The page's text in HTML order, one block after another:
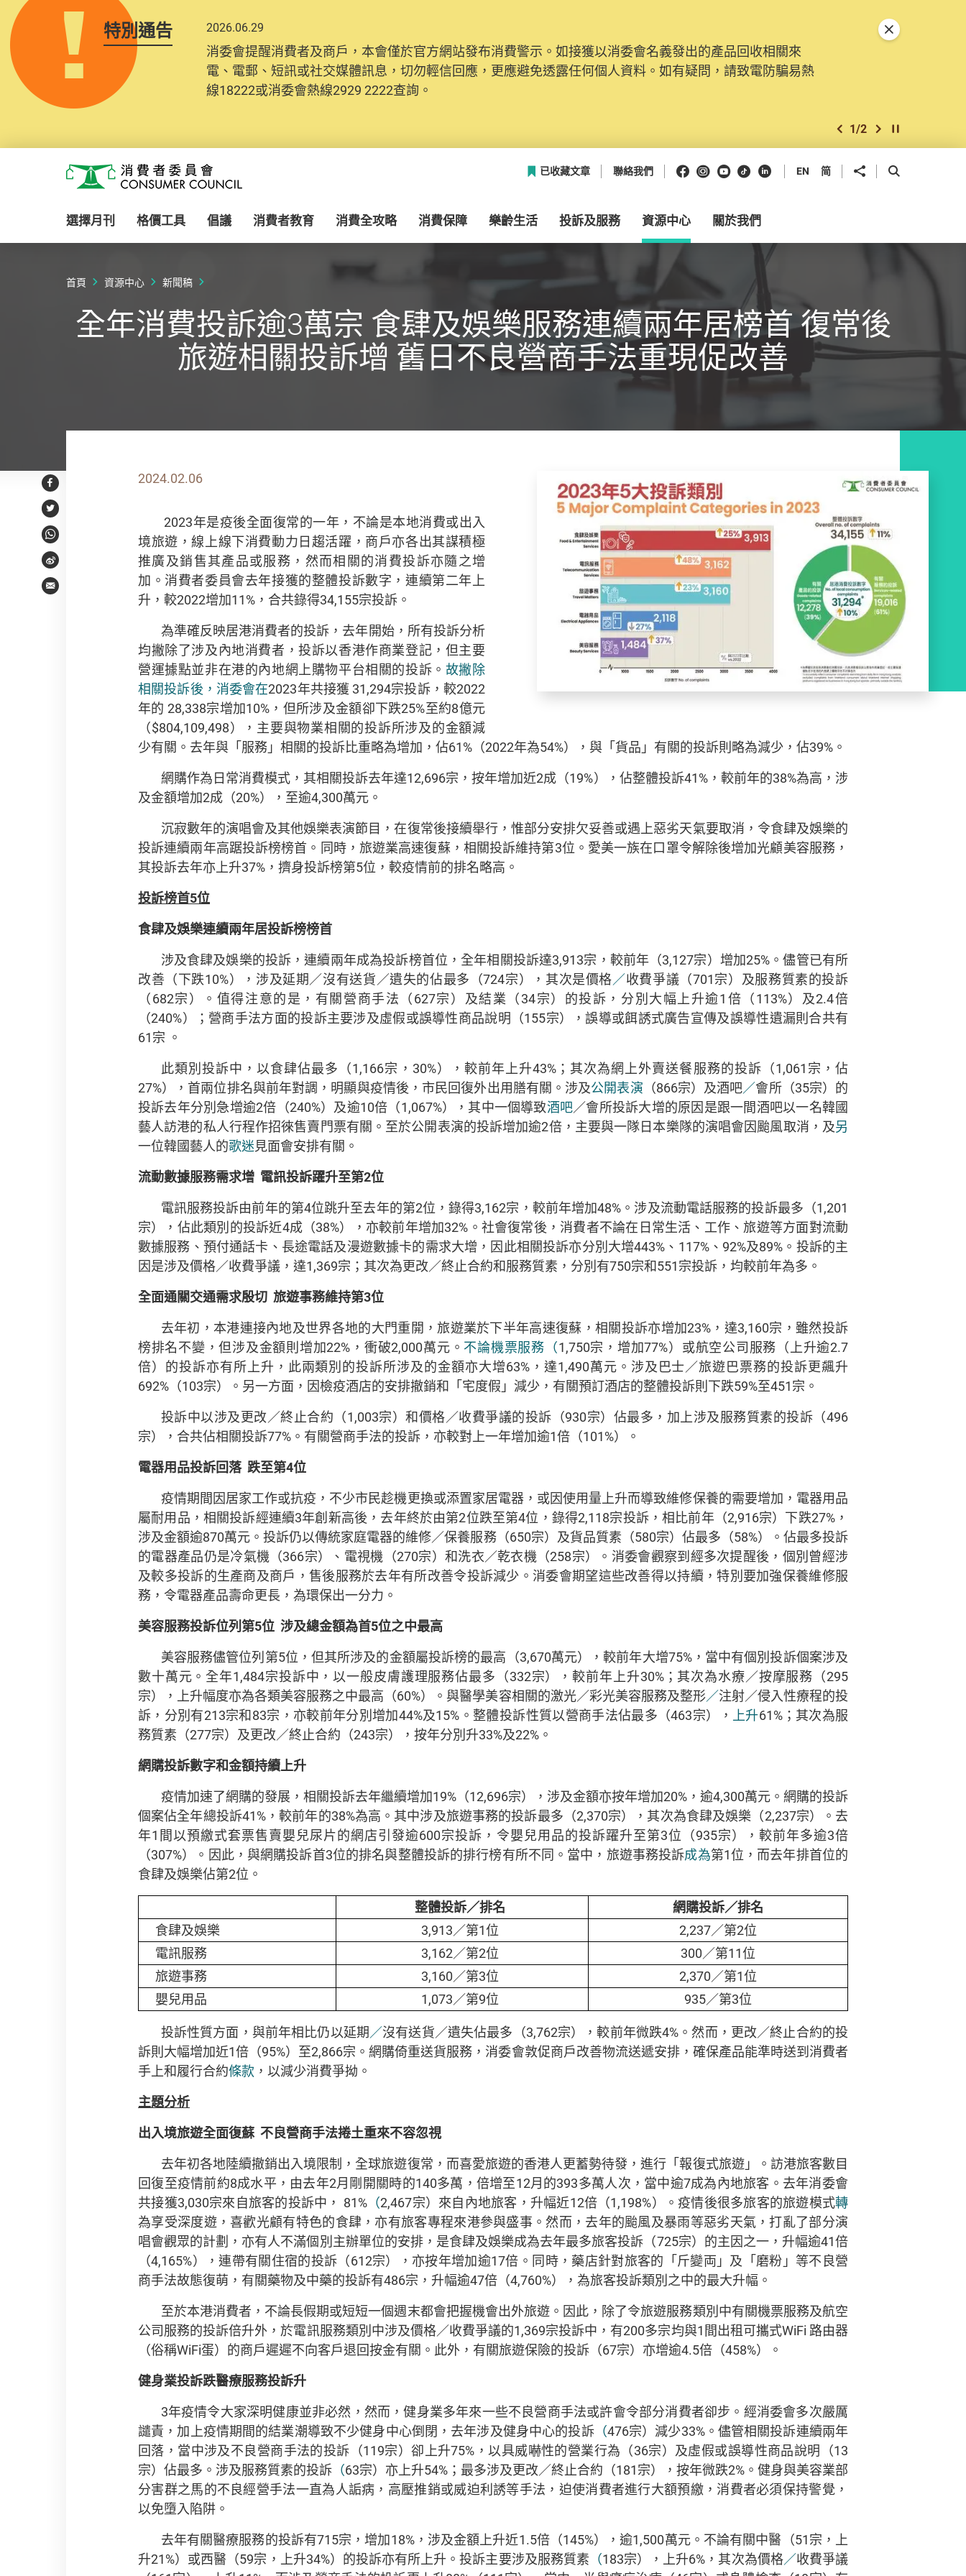
特別通告 2026.06.29
消委會提醒消費者及商戶，本會僅於官方網站發布消費警示。如接獲以消委會名義發出的產品回收相關來
電、電郵、短訊或社交媒體訊息，切勿輕信回應，更應避免透露任何個人資料。如有疑問，請致電防騙易熱
線18222或消委會熱線2929 2222查詢。
上一個
1/2 下一個開始/暫停幻燈
關閉特別通告
消費者委員會
已收藏文章 聯絡我們 Facebook
Instagram
Youtube
抖音領英 EN 简 分享到 開啟搜尋框
選擇月刊 格價工具 倡議 消費者教育 消費全攻略 消費保障 樂齡生活 投訴及服務 資源中心 關於我們
首頁 資源中心 新聞稿
全年消費投訴逾3萬宗 食肆及娛樂服務連續兩年居榜首 復常後
旅遊相關投訴增 舊日不良營商手法重現促改善
Facebook
Twitter
WhatsApp
Weibo
Email
2024.02.06
2023年是疫後全面復常的一年，不論是本地消費或出入
境旅遊，線上線下消費動力日趨活躍，商戶亦各出其謀積極
推廣及銷售其產品或服務，然而相關的消費投訴亦隨之增
加。消費者委員會去年接獲的整體投訴數字，連續第二年上
升，較2022增加11%，合共錄得34,155宗投訴。
為準確反映居港消費者的投訴，去年開始，所有投訴分析
均撇除了涉及內地消費者，投訴以香港作商業登記，但主要
營運據點並非在港的內地網上購物平台相關的投訴。 故撇除
相關投訴後，消委會在2023年共接獲 31,294宗投訴，較2022
年的 28,338宗增加10%，但所涉及金額卻下跌25%至約8億元
（$804,109,498），主要與物業相關的投訴所涉及的金額減
少有關。去年與「服務」相關的投訴比重略為增加，佔61%（2022年為54%），與「貨品」有關的投訴則略為減少，佔39%。
網購作為日常消費模式，其相關投訴去年達12,696宗，按年增加近2成（19%），佔整體投訴41%，較前年的38%為高，涉
及金額增加2成（20%），至逾4,300萬元。
沉寂數年的演唱會及其他娛樂表演節目，在復常後接續舉行，惟部分安排欠妥善或遇上惡劣天氣要取消，令食肆及娛樂的
投訴連續兩年高踞投訴榜榜首。同時，旅遊業高速復蘇，相關投訴維持第3位。愛美一族在口罩令解除後增加光顧美容服務，
其投訴去年亦上升37%，擠身投訴榜第5位，較疫情前的排名略高。
投訴榜首5位
食肆及娛樂連續兩年居投訴榜榜首
涉及食肆及娛樂的投訴，連續兩年成為投訴榜首位，全年相關投訴達3,913宗，較前年（3,127宗）增加25%。儘管已有所
改善（下跌10%），涉及延期／沒有送貨／遺失的佔最多（724宗），其次是價格／收費爭議（701宗）及服務質素的投訴
（682宗）。值得注意的是，有關營商手法（627宗）及結業（34宗）的投訴，分別大幅上升逾1倍（113%）及2.4倍
（240%）；營商手法方面的投訴主要涉及虛假或誤導性商品說明（155宗），誤導或餌誘式廣告宣傳及誤導性遺漏則合共有
61宗 。
此類別投訴中，以食肆佔最多（1,166宗，30%），較前年上升43%；其次為網上外賣送餐服務的投訴（1,061宗，佔
27%），首兩位排名與前年對調，明顯與疫情後，市民回復外出用膳有關。涉及公開表演 （866宗）及酒吧／會所（35宗）的
投訴去年分別急增逾2倍（240%）及逾10倍（1,067%），其中一個導致酒吧／會所投訴大增的原因是跟一間酒吧以一名韓國
藝人訪港的私人行程作招徠售賣門票有關。至於公開表演的投訴增加逾2倍，主要與一隊日本樂隊的演唱會因颱風取消，及另
一位韓國藝人的歌迷見面會安排有關。
流動數據服務需求增 電訊投訴躍升至第2位
電訊服務投訴由前年的第4位跳升至去年的第2位，錄得3,162宗，較前年增加48%。涉及流動電話服務的投訴最多（1,201
宗），佔此類別的投訴近4成（38%），亦較前年增加32%。社會復常後，消費者不論在日常生活、工作、旅遊等方面對流動
數據服務、預付通話卡、長途電話及漫遊數據卡的需求大增，因此相關投訴亦分別大增443%、117%、92%及89%。投訴的主
因是涉及價格／收費爭議，達1,369宗；其次為更改／終止合約和服務質素，分別有750宗和551宗投訴，均較前年為多。
全面通關交通需求殷切 旅遊事務維持第3位
去年初，本港連接內地及世界各地的大門重開，旅遊業於下半年高速復蘇，相關投訴亦增加23%，達3,160宗，雖然投訴
榜排名不變，但涉及金額則增加22%，衝破2,000萬元。 不論機票服務（1,750宗，增加77%）或航空公司服務（上升逾2.7
倍）的投訴亦有所上升，此兩類別的投訴所涉及的金額亦大增63%，達1,490萬元。涉及巴士／旅遊巴票務的投訴更飆升
692%（103宗）。另一方面，因檢疫酒店的安排撤銷和「宅度假」減少，有關預訂酒店的整體投訴則下跌59%至451宗。
投訴中以涉及更改／終止合約（1,003宗）和價格／收費爭議的投訴（930宗）佔最多，加上涉及服務質素的投訴（496
宗），合共佔相關投訴77%。有關營商手法的投訴，亦較對上一年增加逾1倍（101%）。
電器用品投訴回落 跌至第4位
疫情期間因居家工作或抗疫，不少市民趁機更換或添置家居電器，或因使用量上升而導致維修保養的需要增加，電器用品
屬耐用品，相關投訴經連續3年創新高後，去年終於由第2位跌至第4位，錄得2,118宗投訴，相比前年（2,916宗）下跌27%，
涉及金額逾870萬元。投訴仍以傳統家庭電器的維修／保養服務（650宗）及貨品質素（580宗）佔最多（58%）。佔最多投訴
的電器產品仍是冷氣機（366宗）、電視機（270宗）和洗衣／乾衣機（258宗）。消委會觀察到經多次提醒後，個別曾經涉
及較多投訴的生產商及商戶，售後服務於去年有所改善令投訴減少。消委會期望這些改善得以持續，特別要加強保養維修服
務，令電器產品壽命更長，為環保出一分力。
美容服務投訴位列第5位 涉及總金額為首5位之中最高
美容服務儘管位列第5位，但其所涉及的金額屬投訴榜的最高（3,670萬元），較前年大增75%，當中有個別投訴個案涉及
數十萬元。全年1,484宗投訴中，以一般皮膚護理服務佔最多（332宗），較前年上升30%；其次為水療／按摩服務（295
宗），上升幅度亦為各類美容服務之中最高（60%）。與醫學美容相關的激光／彩光美容服務及整形／注射／侵入性療程的投
訴，分別有213宗和83宗，亦較前年分別增加44%及15%。整體投訴性質以營商手法佔最多（463宗）， 上升61%；其次為服
務質素（277宗）及更改／終止合約（243宗），按年分別升33%及22%。
網購投訴數字和金額持續上升
疫情加速了網購的發展，相關投訴去年繼續增加19%（12,696宗），涉及金額亦按年增加20%，逾4,300萬元。網購的投訴
個案佔全年總投訴41%，較前年的38%為高。其中涉及旅遊事務的投訴最多（2,370宗），其次為食肆及娛樂（2,237宗）。去
年1間以預繳式套票售賣嬰兒尿片的網店引發逾600宗投訴，令嬰兒用品的投訴躍升至第3位（935宗），較前年多逾3倍
（307%）。因此，與網購投訴首3位的排名與整體投訴的排行榜有所不同。當中，旅遊事務投訴成為第1位，而去年排首位的
食肆及娛樂佔第2位。
整體投訴／排名
網購投訴／排名
食肆及娛樂
3,913／第1位
2,237／第2位
電訊服務
3,162／第2位
300／第11位
旅遊事務
3,160／第3位
2,370／第1位
嬰兒用品
1,073／第9位
935／第3位
投訴性質方面，與前年相比仍以延期／沒有送貨／遺失佔最多（3,762宗），較前年微跌4%。然而，更改／終止合約的投
訴則大幅增加近1倍（95%）至2,866宗。網購倚重送貨服務，消委會敦促商戶改善物流送遞安排，確保產品能準時送到消費者
手上和履行合約條款 ，以減少消費爭拗。
主題分析
出入境旅遊全面復蘇 不良營商手法捲土重來不容忽視
去年初各地陸續撤銷出入境限制，全球旅遊復常，而喜愛旅遊的香港人更蓄勢待發，進行「報復式旅遊」。訪港旅客數目
回復至疫情前約8成水平，由去年2月剛開關時的140多萬，倍增至12月的393多萬人次，當中逾7成為內地旅客。去年消委會
共接獲3,030宗來自旅客的投訴中， 81%（2,467宗）來自內地旅客，升幅近12倍（1,198%）。疫情後很多旅客的旅遊模式轉
為享受深度遊，喜歡光顧有特色的食肆，亦有旅客專程來港參與盛事。然而，去年的颱風及暴雨等惡劣天氣，打亂了部分演
唱會觀眾的計劃，亦有人不滿個別主辦單位的安排，是食肆及娛樂成為去年最多旅客投訴（725宗）的主因之一，升幅逾41倍
（4,165%），連帶有關住宿的投訴（612宗），亦按年增加逾17倍。同時，藥店針對旅客的「斤變両」及「磨粉」等不良營
商手法故態復萌，有關藥物及中藥的投訴有486宗，升幅逾47倍（4,760%），為旅客投訴類別之中的最大升幅。
至於本港消費者，不論長假期或短短一個週末都會把握機會出外旅遊。因此，除了令旅遊服務類別中有關機票服務及航空
公司服務的投訴倍升外，於電訊服務類別中涉及價格／收費爭議的1,369宗投訴中，有200多宗均與1間出租可攜式WiFi 路由器
（俗稱WiFi蛋）的商戶遲遲不向客戶退回按金有關。此外，有關旅遊保險的投訴（67宗）亦增逾4.5倍（458%）。
健身業投訴跌醫療服務投訴升
3年疫情令大家深明健康並非必然，然而，健身業多年來一些不良營商手法或許會令部分消費者卻步。經消委會多次嚴厲
譴責，加上疫情期間的結業潮導致不少健身中心倒閉，去年涉及健身中心的投訴（476宗）減少33%。儘管相關投訴連續兩年
回落，當中涉及不良營商手法的投訴（119宗）卻上升75%，以具威嚇性的營業行為（36宗）及虛假或誤導性商品說明（13
宗）佔最多。涉及服務質素的投訴 （63宗）亦上升54%；最多涉及更改／終止合約（181宗），按年微跌2%。健身與美容業部
分害群之馬的不良經營手法一直為人詬病，高壓推銷或威迫利誘等手法，迫使消費者進行大額預繳，消費者必須保持警覺，
以免墮入陷阱。
去年有關醫療服務的投訴有715宗，增加18%，涉及金額上升近1.5倍（145%），逾1,500萬元。不論有關中醫（51宗，上
升21%）或西醫（59宗，上升34%）的投訴亦有所上升。投訴主要涉及服務質素 （183宗），上升6%，其次為價格／收費爭議